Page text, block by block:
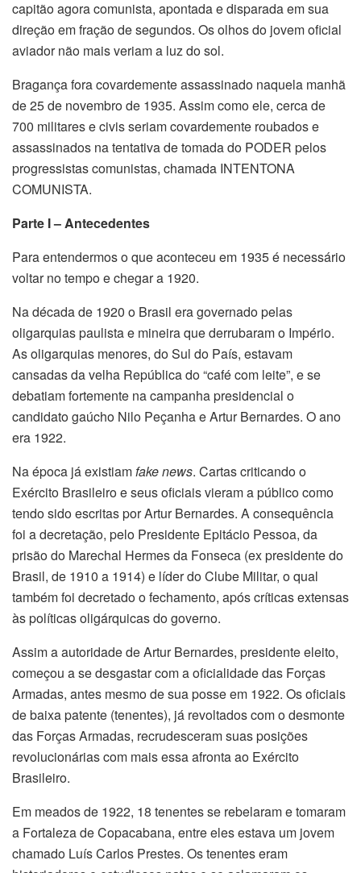
capitão agora comunista, apontada e disparada em sua
direção em fração de segundos. Os olhos do jovem oficial
aviador não mais veriam a luz do sol.
Bragança fora covardemente assassinado naquela manhã
de 25 de novembro de 1935. Assim como ele, cerca de
700 militares e civis seriam covardemente roubados e
assassinados na tentativa de tomada do PODER pelos
progressistas comunistas, chamada INTENTONA
COMUNISTA.
Parte I – Antecedentes
Para entendermos o que aconteceu em 1935 é necessário
voltar no tempo e chegar a 1920.
Na década de 1920 o Brasil era governado pelas
oligarquias paulista e mineira que derrubaram o Império.
As oligarquias menores, do Sul do País, estavam
cansadas da velha República do “café com leite”, e se
debatiam fortemente na campanha presidencial o
candidato gaúcho Nilo Peçanha e Artur Bernardes. O ano
era 1922.
Na época já existiamfake news. Cartas criticando o
Exército Brasileiro e seus oficiais vieram a público como
tendo sido escritas por Artur Bernardes. A consequência
foi a decretação, pelo Presidente Epitácio Pessoa, da
prisão do Marechal Hermes da Fonseca (ex presidente do
Brasil, de 1910 a 1914) e líder do Clube Militar, o qual
também foi decretado o fechamento, após críticas extensas
às políticas oligárquicas do governo.
Assim a autoridade de Artur Bernardes, presidente eleito,
começou a se desgastar com a oficialidade das Forças
Armadas, antes mesmo de sua posse em 1922. Os oficiais
de baixa patente (tenentes), já revoltados com o desmonte
das Forças Armadas, recrudesceram suas posições
revolucionárias com mais essa afronta ao Exército
Brasileiro.
Em meados de 1922, 18 tenentes se rebelaram e tomaram
a Fortaleza de Copacabana, entre eles estava um jovem
chamado Luís Carlos Prestes. Os tenentes eram